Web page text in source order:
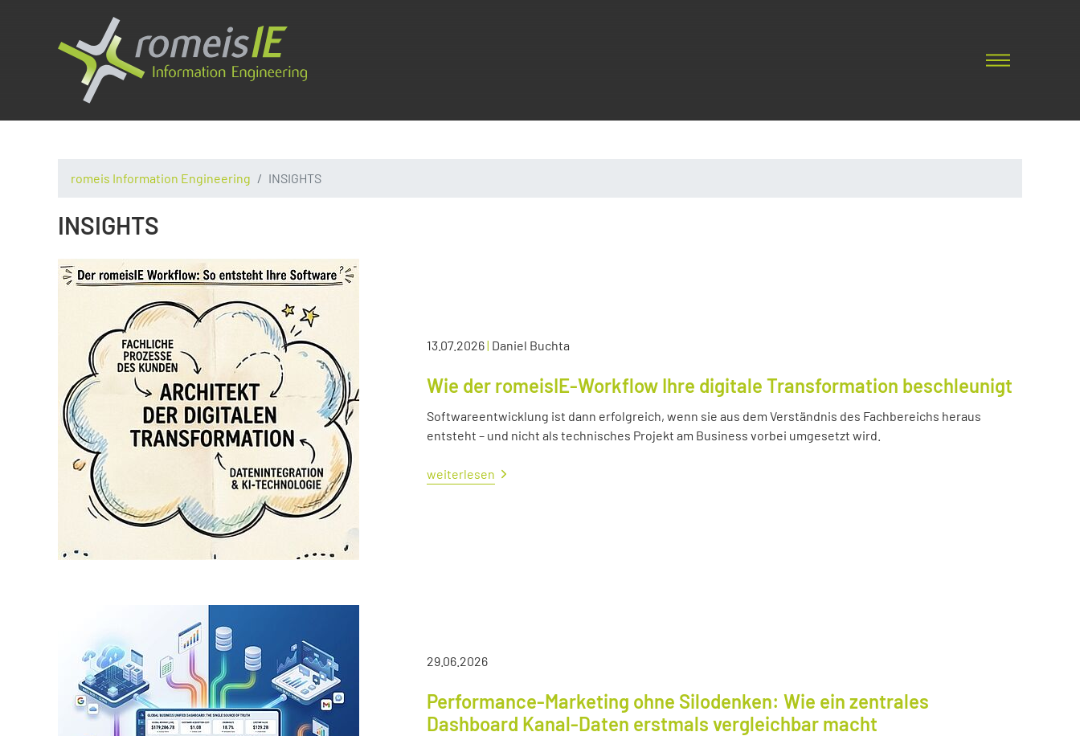
romeis Information Engineering INSIGHTS
INSIGHTS
13.07.2026| Daniel Buchta
Wie der romeisIE-Workflow Ihre digitale Transformation beschleunigt
Softwareentwicklung ist dann erfolgreich, wenn sie aus dem Verständnis des Fachbereichs heraus
entsteht – und nicht als technisches Projekt am Business vorbei umgesetzt wird.
weiterlesen
29.06.2026
Performance-Marketing ohne Silodenken: Wie ein zentrales
Dashboard Kanal-Daten erstmals vergleichbar macht